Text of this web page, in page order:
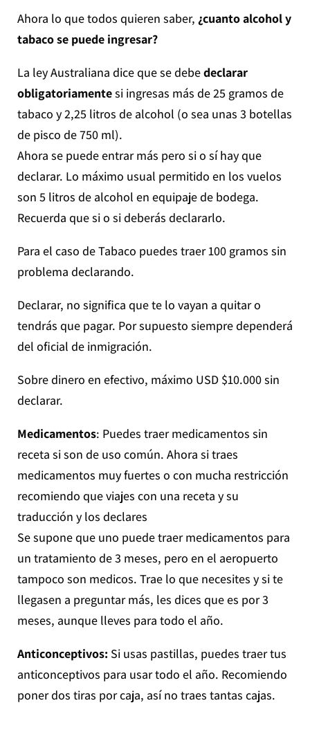
Ahora lo que todos quieren saber, ¿cuanto alcohol y
tabaco se puede ingresar?
La ley Australiana dice que se debedeclarar
obligatoriamentesi ingresas más de 25 gramos de
tabaco y 2,25 litros de alcohol (o sea unas 3 botellas
de pisco de 750 ml).
Ahora se puede entrar más pero si o sí hay que
declarar. Lo máximo usual permitido en los vuelos
son 5 litros de alcohol en equipaje de bodega.
Recuerda que si o si deberás declararlo.
Para el caso de Tabaco puedes traer 100 gramos sin
problema declarando.
Declarar, no significa que te lo vayan a quitar o
tendrás que pagar. Por supuesto siempre dependerá
del oficial de inmigración.
Sobre dinero en efectivo, máximo USD $10.000 sin
declarar.
Medicamentos: Puedes traer medicamentos sin
receta si son de uso común. Ahora si traes
medicamentos muy fuertes o con mucha restricción
recomiendo que viajes con una receta y su
traducción y los declares
Se supone que uno puede traer medicamentos para
un tratamiento de 3 meses, pero en el aeropuerto
tampoco son medicos. Trae lo que necesites y si te
llegasen a preguntar más, les dices que es por 3
meses, aunque lleves para todo el año.
Anticonceptivos:Si usas pastillas, puedes traer tus
anticonceptivos para usar todo el año. Recomiendo
poner dos tiras por caja, así no traes tantas cajas.